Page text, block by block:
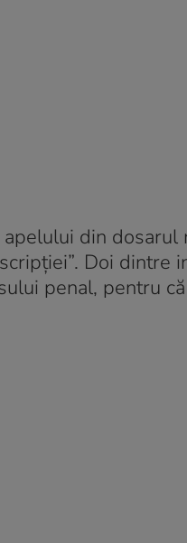
din
Doi dintre
penal, pentru